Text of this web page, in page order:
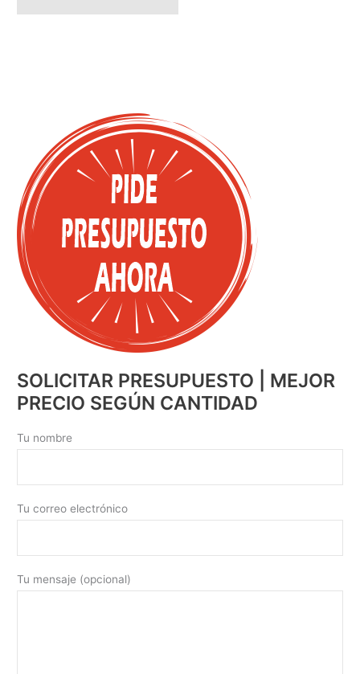
SOLICITAR PRESUPUESTO | MEJOR
PRECIO SEGÚN CANTIDAD
Tu nombre
Tu correo electrónico
Tu mensaje (opcional)